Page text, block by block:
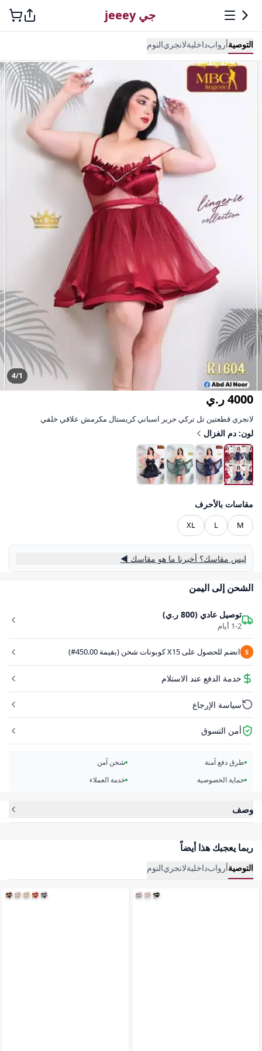
جي jeeey
التوصيةأروابداخليةلانجريالنوم
4/1
4000 ر.ي
لانجري قطعتين تل تركي حرير اسباني كريستال مكرمش علاقي خلفي
لون: دم الغزال
مقاسات بالأحرف
M
L
XL
ليس مقاسك؟ أخبرنا ما هو مقاسك ◀
الشحن إلى اليمن
توصيل عادي (800 ر.ي)
1-2 أيام
S انضم للحصول على X15 كوبونات شحن (بقيمة 450.00#)
خدمة الدفع عند الاستلام
سياسة الإرجاع
أمن التسوق
طرق دفع آمنة
شحن آمن
حماية الخصوصية
خدمة العملاء
وصف
ربما يعجبك هذا أيضاً
التوصيةأروابداخليةلانجريالنوم